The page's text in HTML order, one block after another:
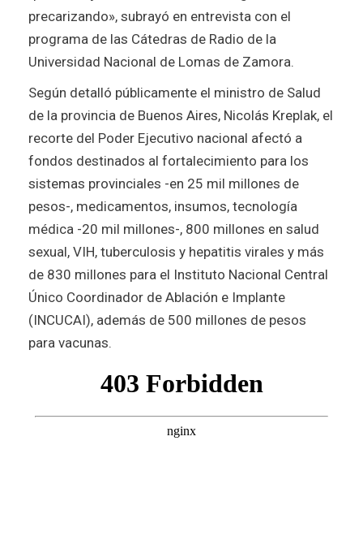
precarizando», subrayó en entrevista con el
programa de las Cátedras de Radio de la
Universidad Nacional de Lomas de Zamora.
Según detalló públicamente el ministro de Salud
de la provincia de Buenos Aires, Nicolás Kreplak, el
recorte del Poder Ejecutivo nacional afectó a
fondos destinados al fortalecimiento para los
sistemas provinciales -en 25 mil millones de
pesos-, medicamentos, insumos, tecnología
médica -20 mil millones-, 800 millones en salud
sexual, VIH, tuberculosis y hepatitis virales y más
de 830 millones para el Instituto Nacional Central
Único Coordinador de Ablación e Implante
(INCUCAI), además de 500 millones de pesos
para vacunas.